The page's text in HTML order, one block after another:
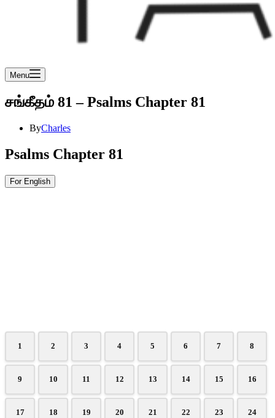
Menu
சங்கீதம் 81 – Psalms Chapter 81
ByCharles
Psalms Chapter 81
For English
1 2 3 4 5 6 7 8
9 10 11 12 13 14 15 16
17 18 19 20 21 22 23 24